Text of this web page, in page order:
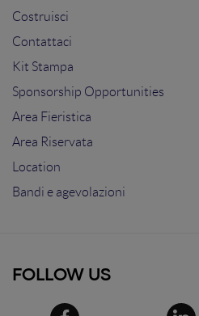
Costruisci
Contattaci
Kit Stampa
Sponsorship Opportunities
Area Fieristica
Area Riservata
Location
Bandi e agevolazioni
FOLLOW US